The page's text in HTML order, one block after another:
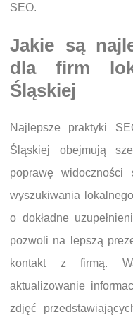
SEO.
Jakie są
dla firm
Śląskiej
Najlepsze praktyki
Śląskiej obejmują
poprawę widoczności
wyszukiwania
o dokładne
pozwoli na lepszą
kontakt z firmą.
aktualizowanie
zdjęć